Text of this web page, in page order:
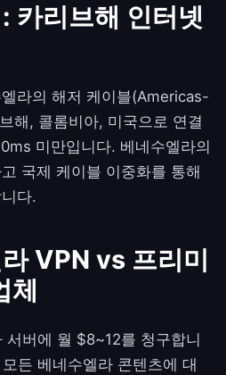
카리브해 인터넷
라의 해저 케이블(Americas-
해, 콜롬비아, 미국으로 연결
미만입니다. 베네수엘라의
국제 케이블 이중화를 통해
다.
VPN vs 프리미
체
서버에 월 $8~12를 청구합니
든 베네수엘라 콘텐츠에 대